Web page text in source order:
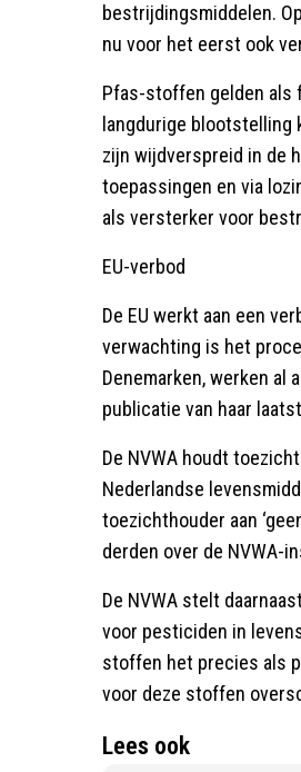
bestrijdingsmiddelen.
nu voor het eerst ook
Pfas-stoffen gelden als
langdurige blootstelling
zijn wijdverspreid in de
toepassingen en via
als versterker voor
EU-verbod
De EU werkt aan een
verwachting is het
Denemarken, werken al
publicatie van haar
De NVWA houdt
Nederlandse
toezichthouder aan
derden over de NVWA-
De NVWA stelt
voor pesticiden in
stoffen het precies als
voor deze stoffen
Lees ook